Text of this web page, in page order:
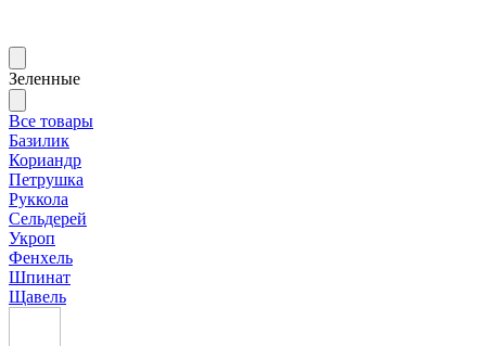
Зеленные
Все товары
Базилик
Кориандр
Петрушка
Руккола
Сельдерей
Укроп
Фенхель
Шпинат
Щавель